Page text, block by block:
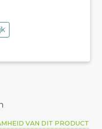
VAN DIT PRODUCT